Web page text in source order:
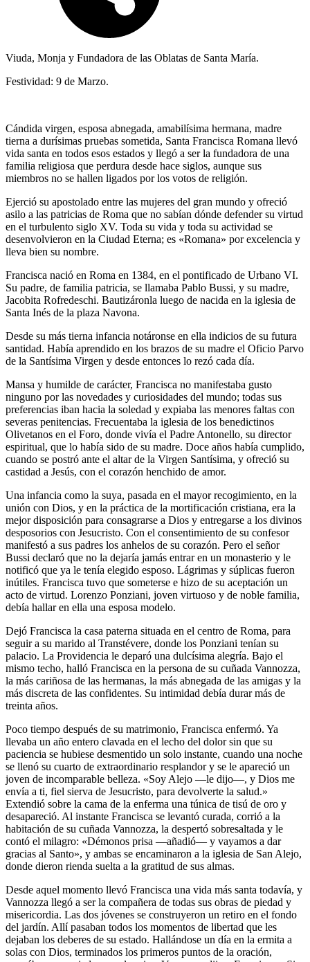
Viuda, Monja y Fundadora de las Oblatas de Santa María.
Festividad: 9 de Marzo.
Cándida virgen, esposa abnegada, amabilísima hermana, madre
tierna a durísimas pruebas sometida, Santa Francisca Romana llevó
vida santa en todos esos estados y llegó a ser la fundadora de una
familia religiosa que perdura desde hace siglos, aunque sus
miembros no se hallen ligados por los votos de religión.
Ejerció su apostolado entre las mujeres del gran mundo y ofreció
asilo a las patricias de Roma que no sabían dónde defender su virtud
en el turbulento siglo XV. Toda su vida y toda su actividad se
desenvolvieron en la Ciudad Eterna; es «Romana» por excelencia y
lleva bien su nombre.
Francisca nació en Roma en 1384, en el pontificado de Urbano VI.
Su padre, de familia patricia, se llamaba Pablo Bussi, y su madre,
Jacobita Rofredeschi. Bautizáronla luego de nacida en la iglesia de
Santa Inés de la plaza Navona.
Desde su más tierna infancia notáronse en ella indicios de su futura
santidad. Había aprendido en los brazos de su madre el Oficio Parvo
de la Santísima Virgen y desde entonces lo rezó cada día.
Mansa y humilde de carácter, Francisca no manifestaba gusto
ninguno por las novedades y curiosidades del mundo; todas sus
preferencias iban hacia la soledad y expiaba las menores faltas con
severas penitencias. Frecuentaba la iglesia de los benedictinos
Olivetanos en el Foro, donde vivía el Padre Antonello, su director
espiritual, que lo había sido de su madre. Doce años había cumplido,
cuando se postró ante el altar de la Virgen Santísima, y ofreció su
castidad a Jesús, con el corazón henchido de amor.
Una infancia como la suya, pasada en el mayor recogimiento, en la
unión con Dios, y en la práctica de la mortificación cristiana, era la
mejor disposición para consagrarse a Dios y entregarse a los divinos
desposorios con Jesucristo. Con el consentimiento de su confesor
manifestó a sus padres los anhelos de su corazón. Pero el señor
Bussi de­claró que no la dejaría jamás entrar en un monasterio y le
notificó que ya le tenía elegido esposo. Lágrimas y súplicas fueron
inútiles. Francisca tuvo que someterse e hizo de su aceptación un
acto de virtud. Lorenzo Ponziani, joven virtuoso y de noble familia,
debía hallar en ella una esposa modelo.
Dejó Francisca la casa paterna situada en el centro de Roma, para
seguir a su marido al Transtévere, donde los Ponziani tenían su
palacio. La Providencia le deparó una dulcísima alegría. Bajo el
mismo techo, halló Francisca en la persona de su cuñada Vannozza,
la más cariñosa de las hermanas, la más abnegada de las amigas y la
más discreta de las confidentes. Su intimidad debía durar más de
treinta años.
Poco tiempo después de su matrimonio, Francisca enfermó. Ya
llevaba un año entero clavada en el lecho del dolor sin que su
paciencia se hubiese desmentido un solo instante, cuando una noche
se llenó su cuarto de extraordinario resplandor y se le apareció un
joven de incomparable belleza. «Soy Alejo —le dijo—, y Dios me
envía a ti, fiel sierva de Jesucristo, para devolverte la salud.»
Extendió sobre la cama de la enferma una túnica de tisú de oro y
desapareció. Al instante Francisca se levantó curada, corrió a la
habitación de su cuñada Vannozza, la despertó sobresaltada y le
contó el milagro: «Démonos prisa —añadió— y vayamos a dar
gracias al Santo», y ambas se encaminaron a la iglesia de San Alejo,
donde dieron rienda suelta a la gratitud de sus almas.
Desde aquel momento llevó Francisca una vida más santa todavía, y
Vannozza llegó a ser la compañera de todas sus obras de piedad y
misericordia. Las dos jóvenes se construyeron un retiro en el fondo
del jardín. Allí pasaban todos los momentos de libertad que les
dejaban los deberes de su estado. Hallándose un día en la ermita a
solas con Dios, terminados los primeros puntos de la oración,